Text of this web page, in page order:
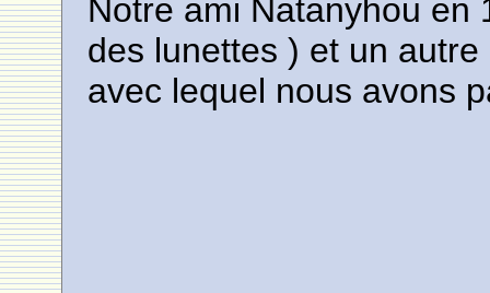
Notre ami Natanyhou en
des lunettes ) et un
avec lequel nous avons